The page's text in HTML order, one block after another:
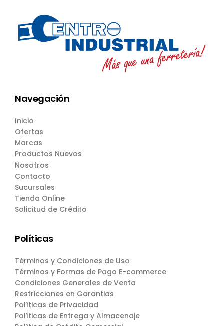
Navegación
Inicio
Ofertas
Marcas
Productos Nuevos
Nosotros
Contacto
Sucursales
Tienda Online
Solicitud de Crédito
Políticas
Términos y Condiciones de Uso
Términos y Formas de Pago E-commerce
Condiciones Generales de Venta
Restricciones en Garantias
Políticas de Privacidad
Políticas de Entrega y Almacenaje